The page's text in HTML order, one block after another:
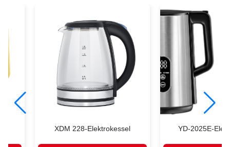
XDM 228-Elektrokessel YD-2025E-